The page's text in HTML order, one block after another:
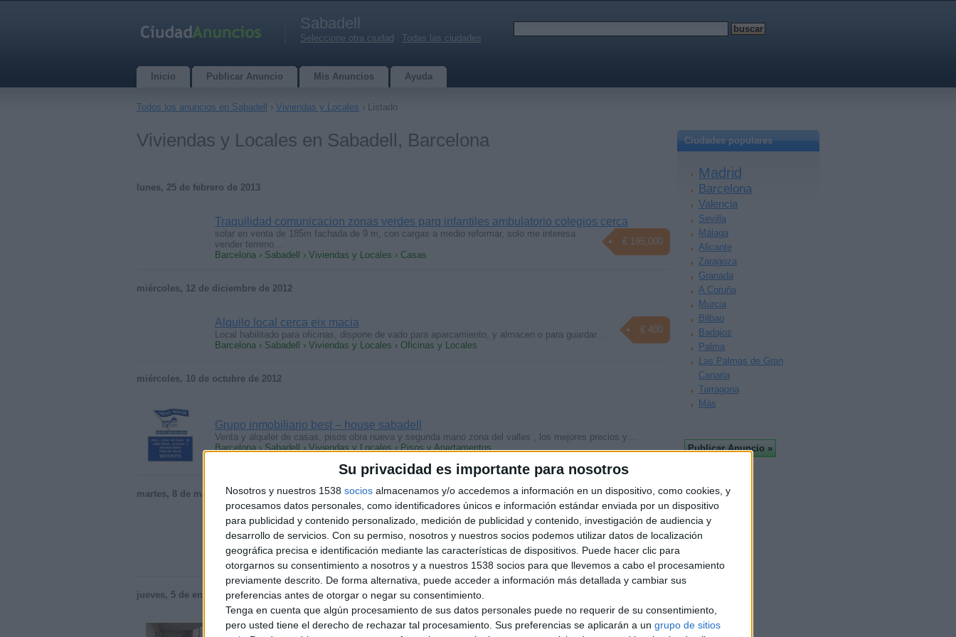
Su privacidad es importante para nosotros
Nosotros y nuestros 1538 socios almacenamos y/o accedemos a información en un dispositivo, como cookies, y
procesamos datos personales, como identificadores únicos e información estándar enviada por un dispositivo
para publicidad y contenido personalizado, medición de publicidad y contenido, investigación de audiencia y
desarrollo de servicios. Con su permiso, nosotros y nuestros socios podemos utilizar datos de localización
geográfica precisa e identificación mediante las características de dispositivos. Puede hacer clic para
otorgarnos su consentimiento a nosotros y a nuestros 1538 socios para que llevemos a cabo el procesamiento
previamente descrito. De forma alternativa, puede acceder a información más detallada y cambiar sus
preferencias antes de otorgar o negar su consentimiento.
Tenga en cuenta que algún procesamiento de sus datos personales puede no requerir de su consentimiento,
pero usted tiene el derecho de rechazar tal procesamiento. Sus preferencias se aplicarán a un grupo de sitios
Sabadell
Seleccione otra ciudad Todas las ciudades
Inicio Publicar Anuncio Mis Anuncios Ayuda
Todos los anuncios en Sabadell › Viviendas y Locales › Listado
Viviendas y Locales en Sabadell, Barcelona
lunes, 25 de febrero de 2013
Traquilidad comunicacion zonas verdes parq infantiles ambulatorio colegios cerca
€ 195,000
solar en venta de 185m fachada de 9 m, con cargas a medio reformar, solo me interesa
vender terreno…
Barcelona › Sabadell › Viviendas y Locales › Casas
miércoles, 12 de diciembre de 2012
Alquilo local cerca eix macia
€ 400
Local habilitado para oficinas, dispone de vado para aparcamiento, y almacen o para guardar…
Barcelona › Sabadell › Viviendas y Locales › Oficinas y Locales
miércoles, 10 de octubre de 2012
Grupo inmobiliario best – house sabadell
Venta y alquiler de casas, pisos obra nueva y segunda mano zona del valles , los mejores precios y…
Barcelona › Sabadell › Viviendas y Locales › Pisos y Apartamentos
martes, 8 de mayo de 2012
Alquilamos hab. Grande con baño propio en piso con terraza (sabadell centro)
€ 300
Hola!, Alquilamos una habitación grande con baño propio y terraza, en un piso nuevo, tranquilo
y…
Barcelona › Sabadell › Viviendas y Locales › Habitaciónes
jueves, 5 de enero de 2012
Es lloga aparcament al carrer Cellers cantonada amb la carretera de Barcelona
Ciudades populares
Madrid
Barcelona
Valencia
Sevilla
Málaga
Alicante
Zaragoza
Granada
A Coruña
Murcia
Bilbao
Badajoz
Palma
Las Palmas de Gran
Canaria
Tarragona
Más